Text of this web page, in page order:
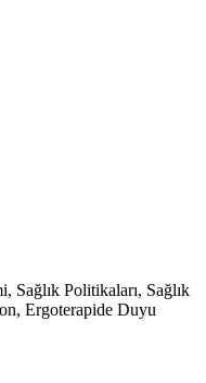
Politikaları, Sağlık
Ergoterapide Duyu